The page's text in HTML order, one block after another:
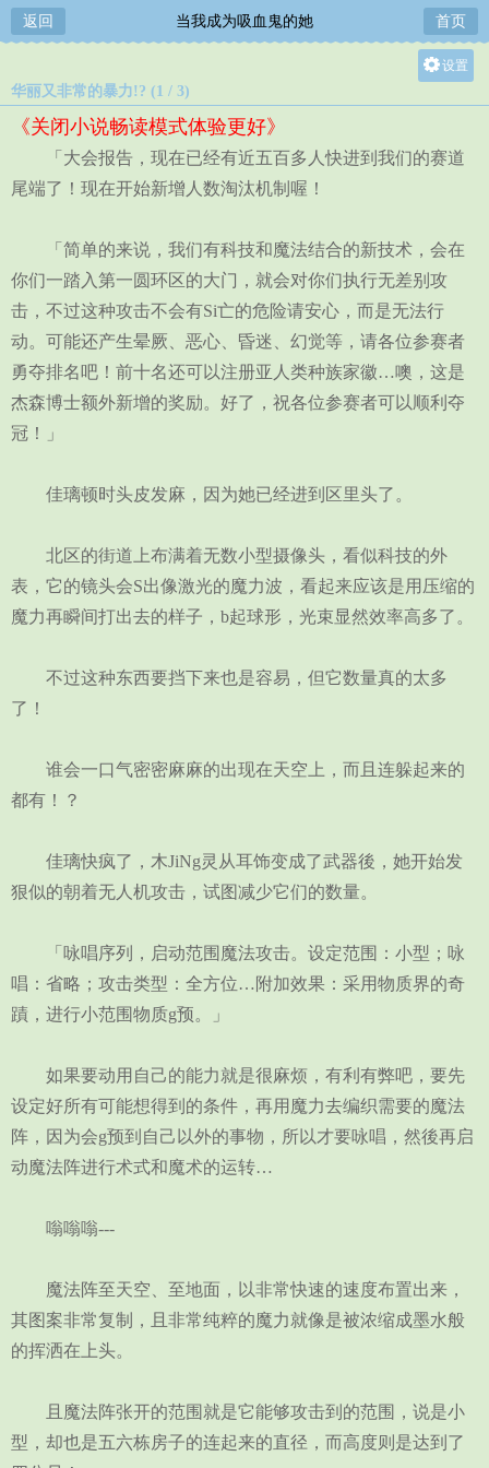
返回 当我成为吸血鬼的她 首页
设置
中
华丽又非常的暴力!? (1 / 3)
《关闭小说畅读模式体验更好》
「大会报告，现在已经有近五百多人快进到我们的赛道
尾端了！现在开始新增人数淘汰机制喔！
「简单的来说，我们有科技和魔法结合的新技术，会在
你们一踏入第一圆环区的大门，就会对你们执行无差别攻
击，不过这种攻击不会有Si亡的危险请安心，而是无法行
动。可能还产生晕厥、恶心、昏迷、幻觉等，请各位参赛者
勇夺排名吧！前十名还可以注册亚人类种族家徽…噢，这是
杰森博士额外新增的奖励。好了，祝各位参赛者可以顺利夺
冠！」
佳璃顿时头皮发麻，因为她已经进到区里头了。
北区的街道上布满着无数小型摄像头，看似科技的外
表，它的镜头会S出像激光的魔力波，看起来应该是用压缩的
魔力再瞬间打出去的样子，b起球形，光束显然效率高多了。
不过这种东西要挡下来也是容易，但它数量真的太多
了！
谁会一口气密密麻麻的出现在天空上，而且连躲起来的
都有！？
佳璃快疯了，木JiNg灵从耳饰变成了武器後，她开始发
狠似的朝着无人机攻击，试图减少它们的数量。
「咏唱序列，启动范围魔法攻击。设定范围：小型；咏
唱：省略；攻击类型：全方位…附加效果：采用物质界的奇
蹟，进行小范围物质g预。」
如果要动用自己的能力就是很麻烦，有利有弊吧，要先
设定好所有可能想得到的条件，再用魔力去编织需要的魔法
阵，因为会g预到自己以外的事物，所以才要咏唱，然後再启
动魔法阵进行术式和魔术的运转…
嗡嗡嗡---
魔法阵至天空、至地面，以非常快速的速度布置出来，
其图案非常复制，且非常纯粹的魔力就像是被浓缩成墨水般
的挥洒在上头。
且魔法阵张开的范围就是它能够攻击到的范围，说是小
型，却也是五六栋房子的连起来的直径，而高度则是达到了